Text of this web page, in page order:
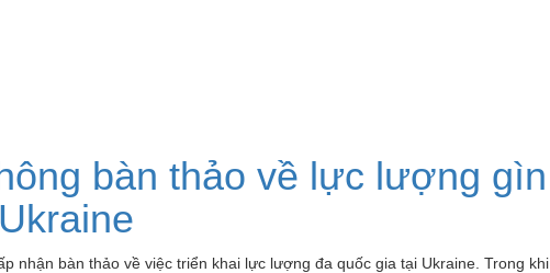
bàn thảo về lực lượng gìn
nhận bàn thảo về việc triển khai lực lượng đa quốc gia tại Ukraine. Trong khi